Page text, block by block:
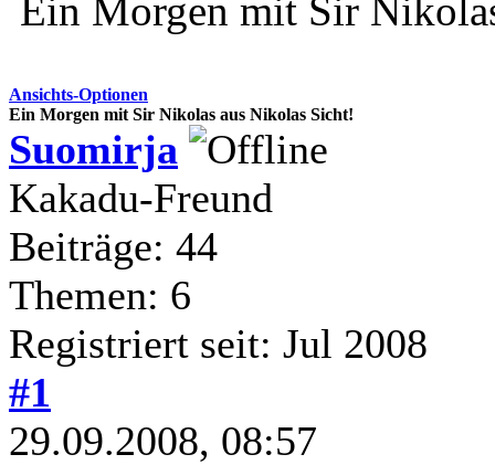
Ein Morgen mit Sir
Ansichts-Optionen
Ein Morgen mit Sir Nikolas aus Nikolas Sicht!
Suomirja
Kakadu-Freund
Beiträge: 44
Themen: 6
Registriert seit: Jul 2008
#1
29.09.2008, 08:57